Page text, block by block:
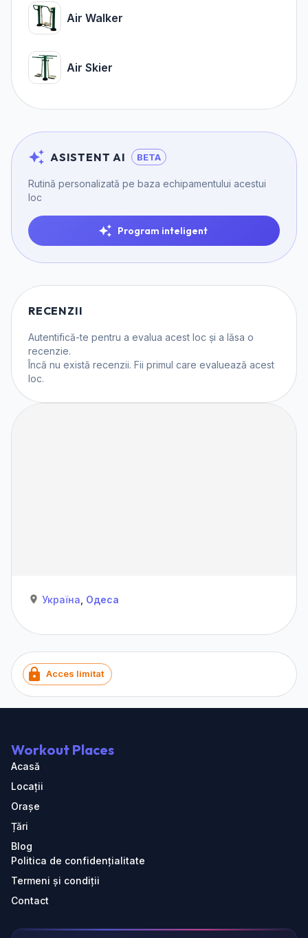
Air Walker
Air Skier
ASISTENT AI BETA
Rutină personalizată pe baza echipamentului acestui
loc
Program inteligent
RECENZII
Autentifică-te pentru a evalua acest loc și a lăsa o
recenzie.
Încă nu există recenzii. Fii primul care evaluează acest
loc.
Україна Одеса
Acces limitat
Workout Places
Acasă
Locații
Orașe
Țări
Blog
Politica de confidențialitate
Termeni și condiții
Contact